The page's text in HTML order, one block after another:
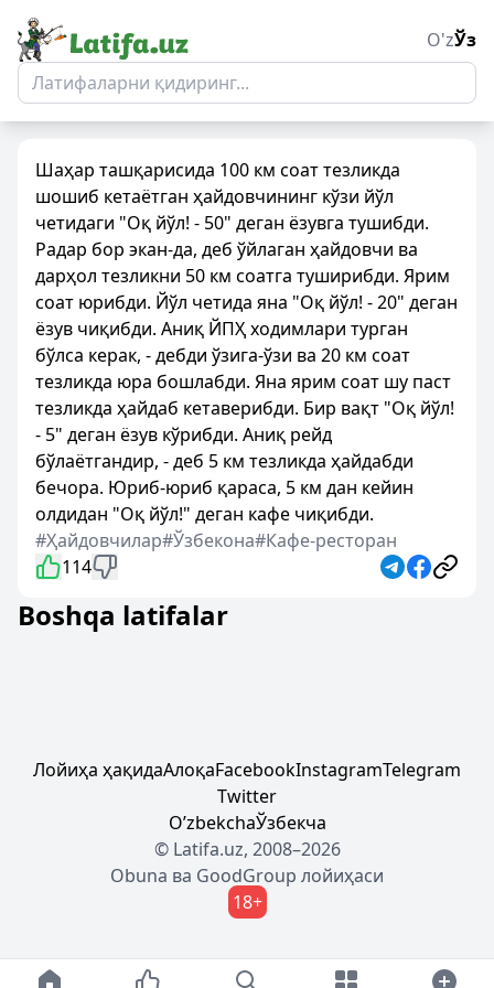
O'zЎз
Шаҳар ташқарисида 100 км соат тезликда
шошиб кетаётган ҳайдовчининг кўзи йўл
четидаги "Оқ йўл! - 50" деган ёзувга тушибди.
Радар бор экан-да, деб ўйлаган ҳайдовчи ва
дарҳол тезликни 50 км соатга туширибди. Ярим
соат юрибди. Йўл четида яна "Оқ йўл! - 20" деган
ёзув чиқибди. Аниқ ЙПҲ ходимлари турган
бўлса керак, - дебди ўзига-ўзи ва 20 км соат
тезликда юра бошлабди. Яна ярим соат шу паст
тезликда ҳайдаб кетаверибди. Бир вақт "Оқ йўл!
- 5" деган ёзув кўрибди. Аниқ рейд
бўлаётгандир, - деб 5 км тезликда ҳайдабди
бечора. Юриб-юриб қараса, 5 км дан кейин
олдидан "Оқ йўл!" деган кафе чиқибди.
#Ҳайдовчилар#Ўзбекона#Кафе-ресторан
114
Boshqa latifalar
Лойиҳа ҳақидаАлоқаFacebookInstagramTelegram
Twitter
OʼzbekchaЎзбекча
© Latifa.uz, 2008–2026
Obuna ва GoodGroup лойиҳаси
18+